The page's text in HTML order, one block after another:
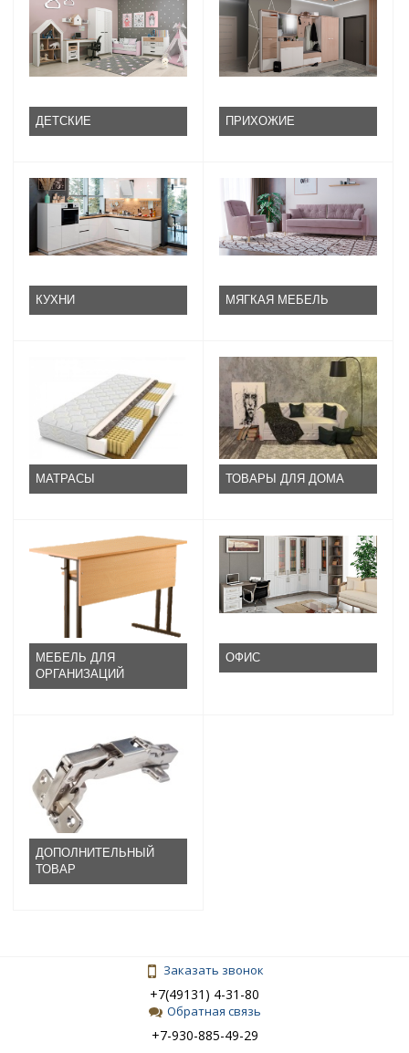
ДЕТСКИЕ ПРИХОЖИЕ
КУХНИ МЯГКАЯ МЕБЕЛЬ
МАТРАСЫ ТОВАРЫ ДЛЯ ДОМА
МЕБЕЛЬ ДЛЯ
ОРГАНИЗАЦИЙ
ОФИС
ДОПОЛНИТЕЛЬНЫЙ
ТОВАР
Заказать звонок
+7(49131) 4-31-80
Обратная связь
+7-930-885-49-29